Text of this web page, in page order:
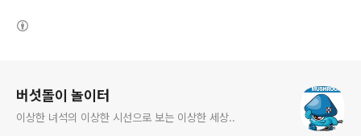
버섯돌이 놀이터
이상한 녀석의 이상한 시선으로 보는 이상한 세상..